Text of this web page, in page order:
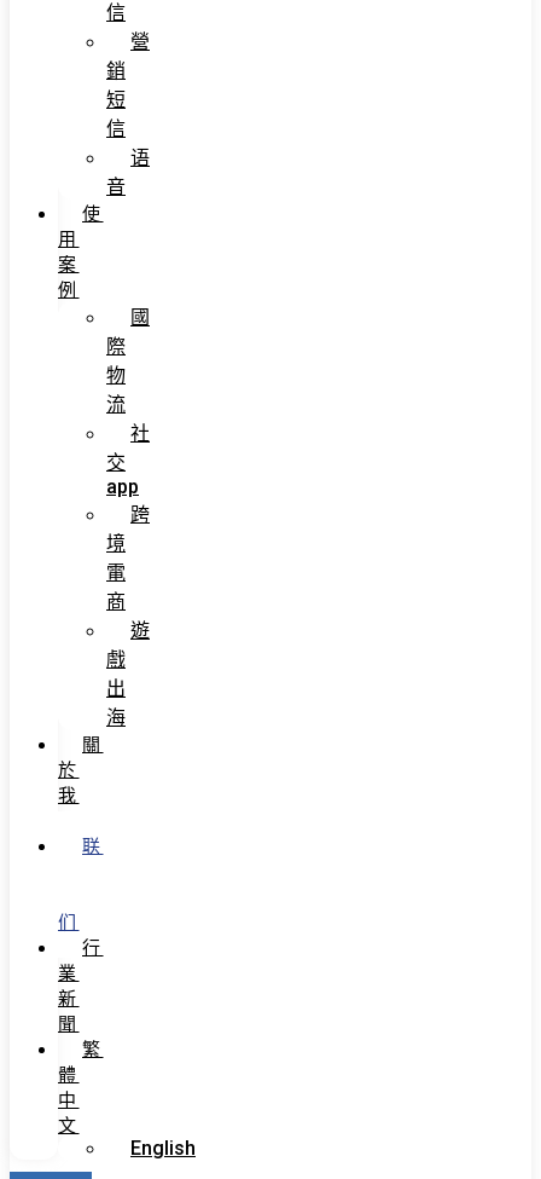
信
營
銷
短
信
语
音
使
用
案
例
國
際
物
流
社
交
app
跨
境
電
商
遊
戲
出
海
關
於
我
联
们
行
業
新
聞
繁
體
中
文
English